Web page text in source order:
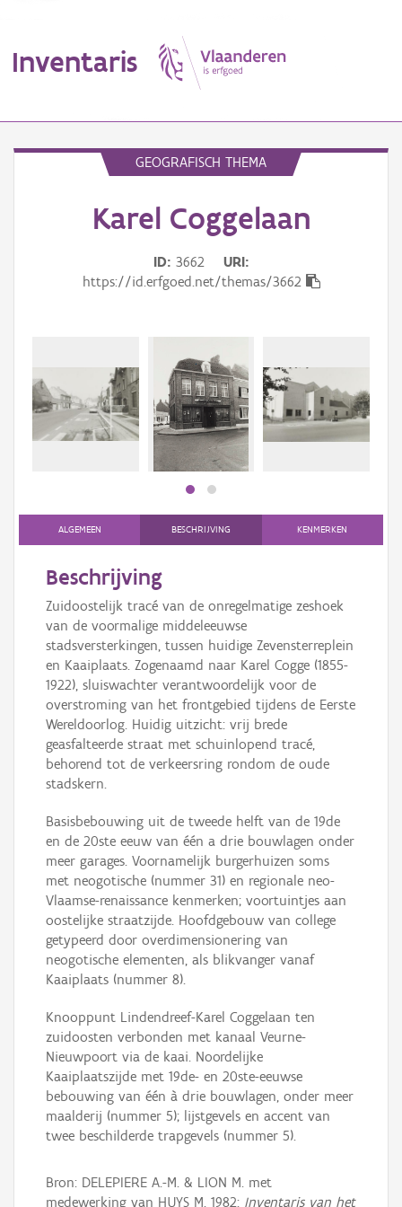
Inventaris
Persoon of collectief
Aanmelden
GEOGRAFISCH THEMA
Karel Coggelaan
ID 3662
URI
https://id.erfgoed.net/themas/3662
ALGEMEEN BESCHRIJVING KENMERKEN
Beschrijving
Zuidoostelijk tracé van de onregelmatige zeshoek
van de voormalige middeleeuwse
stadsversterkingen, tussen huidige Zevensterreplein
en Kaaiplaats. Zogenaamd naar Karel Cogge (1855-
1922), sluiswachter verantwoordelijk voor de
overstroming van het frontgebied tijdens de Eerste
Wereldoorlog. Huidig uitzicht: vrij brede
geasfalteerde straat met schuinlopend tracé,
behorend tot de verkeersring rondom de oude
stadskern.
Basisbebouwing uit de tweede helft van de 19de
en de 20ste eeuw van één a drie bouwlagen onder
meer garages. Voornamelijk burgerhuizen soms
met neogotische (nummer 31) en regionale neo-
Vlaamse-renaissance kenmerken; voortuintjes aan
oostelijke straatzijde. Hoofdgebouw van college
getypeerd door overdimensionering van
neogotische elementen, als blikvanger vanaf
Kaaiplaats (nummer 8).
Knooppunt Lindendreef-Karel Coggelaan ten
zuidoosten verbonden met kanaal Veurne-
Nieuwpoort via de kaai. Noordelijke
Kaaiplaatszijde met 19de- en 20ste-eeuwse
bebouwing van één à drie bouwlagen, onder meer
maalderij (nummer 5); lijstgevels en accent van
twee beschilderde trapgevels (nummer 5).
Bron: DELEPIERE A.-M. & LION M. met
medewerking van HUYS M. 1982: Inventaris van het